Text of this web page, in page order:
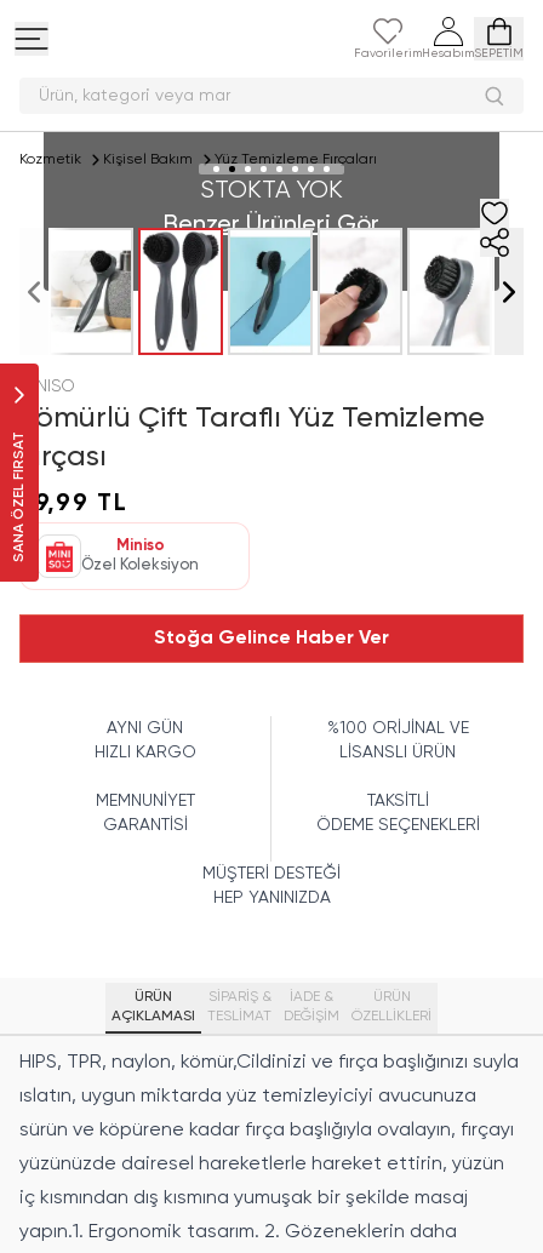
Favorilerim HesabımSEPETİM
Ürün, kategori vey
SANA ÖZEL FIRSAT
Kozmetik Kişisel Bakım Yüz Temizleme Fırçaları
STOKTA YOK
Benzer Ürünleri Gör
MINISO
Kömürlü Çift Taraflı Yüz Temizleme
Fırçası
59,99 TL
Miniso
Özel Koleksiyon
Stoğa Gelince Haber Ver
AYNI GÜN
HIZLI KARGO
%100 ORİJİNAL VE
LİSANSLI ÜRÜN
MEMNUNİYET
GARANTİSİ
TAKSİTLİ
ÖDEME SEÇENEKLERİ
MÜŞTERİ DESTEĞİ
HEP YANINIZDA
ÜRÜN
AÇIKLAMASI
SİPARİŞ &
TESLİMAT
İADE &
DEĞİŞİM
ÜRÜN
ÖZELLIKLERI
HIPS, TPR, naylon, kömür,Cildinizi ve fırça başlığınızı suyla
ıslatın, uygun miktarda yüz temizleyiciyi avucunuza
sürün ve köpürene kadar fırça başlığıyla ovalayın, fırçayı
yüzünüzde dairesel hareketlerle hareket ettirin, yüzün
iç kısmından dış kısmına yumuşak bir şekilde masaj
yapın.1. Ergonomik tasarım. 2. Gözeneklerin daha